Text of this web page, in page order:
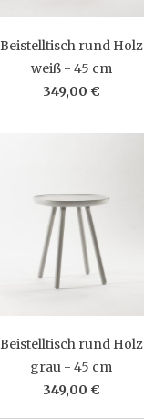
Beistelltisch rund Holz
weiß - 45 cm
349,00 €
Beistelltisch rund Holz
grau - 45 cm
349,00 €